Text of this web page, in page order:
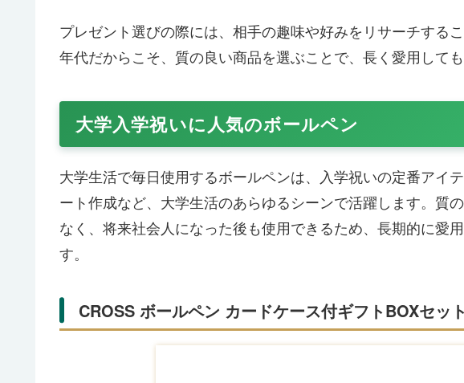
プレゼント選びの際には、相手の趣味や好みをリサーチする
年代だからこそ、質の良い商品を選ぶことで、長く愛用して
大学入学祝いに人気のボールペン
大学生活で毎日使用するボールペンは、入学祝いの定番アイ
ート作成など、大学生活のあらゆるシーンで活躍します。質
なく、将来社会人になった後も使用できるため、長期的に愛
す。
CROSS ボールペン カードケース付ギフトBOXセット